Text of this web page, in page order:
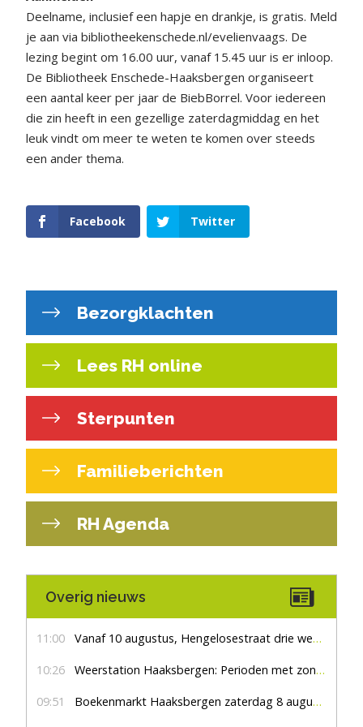
Deelname, inclusief een hapje en drankje, is gratis. Meld
je aan via bibliotheekenschede.nl/evelienvaags. De
lezing begint om 16.00 uur, vanaf 15.45 uur is er inloop.
De Bibliotheek Enschede-Haaksbergen organiseert
een aantal keer per jaar de BiebBorrel. Voor iedereen
die zin heeft in een gezellige zaterdagmiddag en het
leuk vindt om meer te weten te komen over steeds
een ander thema.
Facebook Twitter
Bezorgklachten
Lees RH online
Sterpunten
Familieberichten
RH Agenda
Overig nieuws
11:00 Vanaf 10 augustus, Hengelosestraat drie weken dicht voor doorgaand verkeer
10:26 Weerstation Haaksbergen: Perioden met zon en droog
09:51 Boekenmarkt Haaksbergen zaterdag 8 augustus, marktplein Haaksbergen